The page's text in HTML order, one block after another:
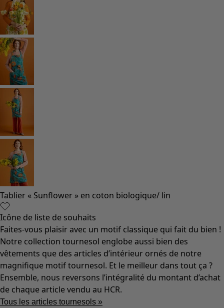
Tablier « Sunflower » en coton biologique/ lin
Icône de liste de souhaits
Faites-vous plaisir avec un motif classique qui fait du bien !
Notre collection tournesol englobe aussi bien des
vêtements que des articles d’intérieur ornés de notre
magnifique motif tournesol. Et le meilleur dans tout ça ?
Ensemble, nous reversons l’intégralité du montant d’achat
de chaque article vendu au HCR.
Tous les articles tournesols »